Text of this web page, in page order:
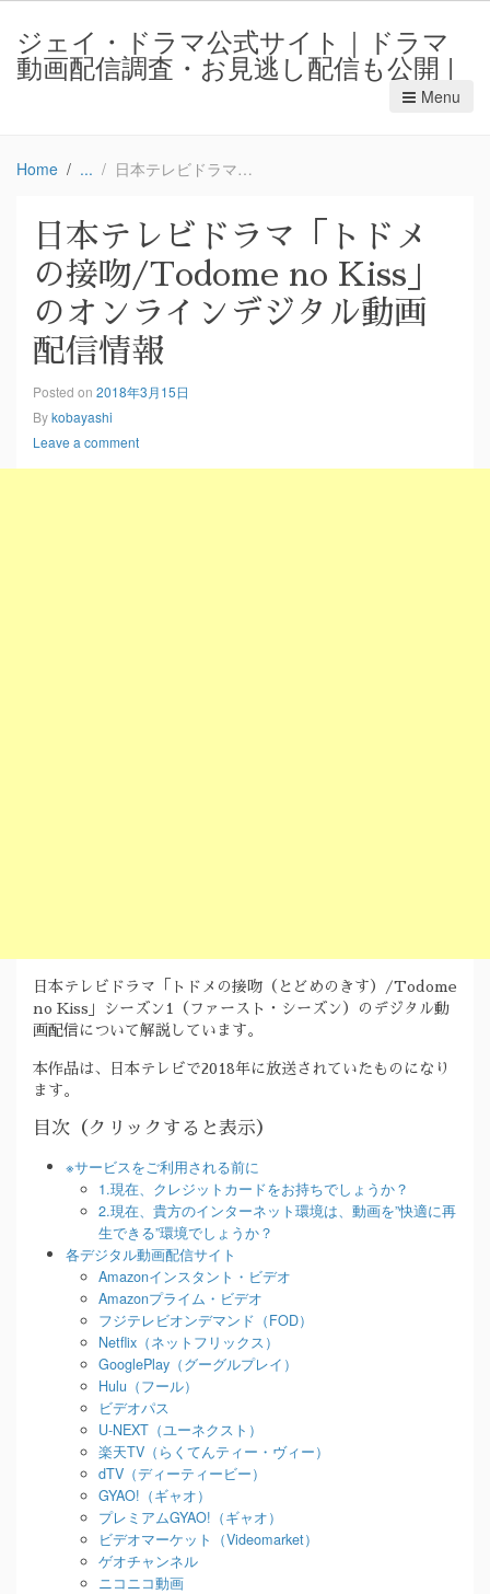
ジェイ・ドラマ公式サイト｜ドラマ
動画配信調査・お見逃し配信も公開 |
Menu
Home 日本テレビドラマ「トドメの接吻/Todome no Kiss」のオンラインデジタル動画配信情報
日本テレビドラマ「トドメ
の接吻/Todome no Kiss」
のオンラインデジタル動画
配信情報
Posted on 2018年3月15日
Bykobayashi
Leave a comment
日本テレビドラマ「トドメの接吻（とどめのきす）/Todome
no Kiss」シーズン1（ファースト・シーズン）のデジタル動
画配信について解説しています。
本作品は、日本テレビで2018年に放送されていたものになり
ます。
目次（クリックすると表示）
※サービスをご利用される前に
1.現在、クレジットカードをお持ちでしょうか？
2.現在、貴方のインターネット環境は、動画を”快適に再
生できる”環境でしょうか？
各デジタル動画配信サイト
Amazonインスタント・ビデオ
Amazonプライム・ビデオ
フジテレビオンデマンド（FOD）
Netflix（ネットフリックス）
GooglePlay（グーグルプレイ）
Hulu（フール）
ビデオパス
U-NEXT（ユーネクスト）
楽天TV（らくてんティー・ヴィー）
dTV（ディーティービー）
GYAO!（ギャオ）
プレミアムGYAO!（ギャオ）
ビデオマーケット（Videomarket）
ゲオチャンネル
ニコニコ動画